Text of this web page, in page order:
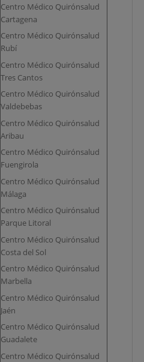
Centro Médico Quirónsalud
Cartagena
Centro Médico Quirónsalud
Rubí
Centro Médico Quirónsalud
Tres Cantos
Centro Médico Quirónsalud
Valdebebas
Centro Médico Quirónsalud
Aribau
Centro Médico Quirónsalud
Fuengirola
Centro Médico Quirónsalud
Málaga
Centro Médico Quirónsalud
Parque Litoral
Centro Médico Quirónsalud
Costa del Sol
Centro Médico Quirónsalud
Marbella
Centro Médico Quirónsalud
Jaén
Centro Médico Quirónsalud
Guadalete
Centro Médico Quirónsalud